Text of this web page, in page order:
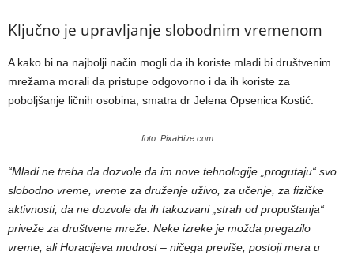
Ključno je upravljanje slobodnim vremenom
A kako bi na najbolji način mogli da ih koriste mladi bi društvenim
mrežama morali da pristupe odgovorno i da ih koriste za
poboljšanje ličnih osobina, smatra dr Jelena Opsenica Kostić.
foto: PixaHive.com
“Mladi ne treba da dozvole da im nove tehnologije „progutaju“ svo
slobodno vreme, vreme za druženje uživo, za učenje, za fizičke
aktivnosti, da ne dozvole da ih takozvani „strah od propuštanja“
priveže za društvene mreže. Neke izreke je možda pregazilo
vreme, ali Horacijeva mudrost – ničega previše, postoji mera u